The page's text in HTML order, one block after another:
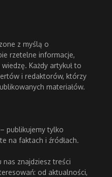
z myślą o
rzetelne informacje,
Każdy artykuł to
i redaktorów, którzy
materiałów.
publikujemy tylko
na faktach i źródłach.
znajdziesz treści
od aktualności,